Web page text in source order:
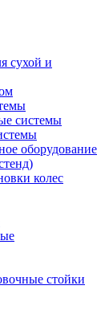
сухой и
системы
оборудование
колес
стойки